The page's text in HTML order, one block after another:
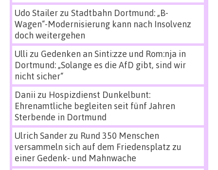
Udo Stailerzu Stadtbahn Dortmund: „B-
Wagen“-Modernisierung kann nach Insolvenz
doch weitergehen
Ulli zu Gedenken an Sinti:zze und Rom:nja in
Dortmund: „Solange es die AfD gibt, sind wir
nicht sicher“
Danii zu Hospizdienst Dunkelbunt:
Ehrenamtliche begleiten seit fünf Jahren
Sterbende in Dortmund
Ulrich Sanderzu Rund 350 Menschen
versammeln sich auf dem Friedensplatz zu
einer Gedenk- und Mahnwache